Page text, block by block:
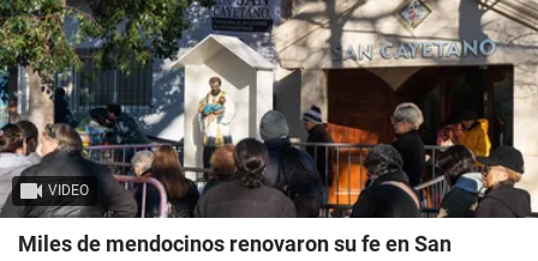
VIDEO
Miles de mendocinos renovaron su fe en San